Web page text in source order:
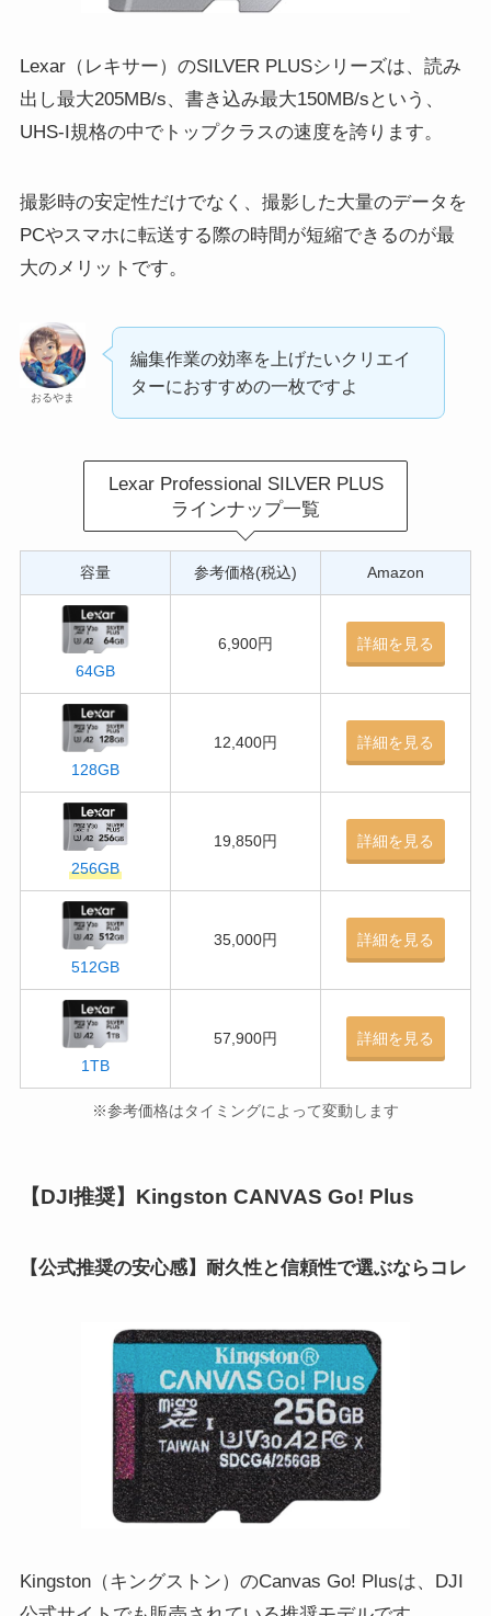
Lexar（レキサー）のSILVER PLUSシリーズは、読み
出し最大205MB/s、書き込み最大150MB/sという、
UHS-I規格の中でトップクラスの速度を誇ります。
撮影時の安定性だけでなく、撮影した大量のデータを
PCやスマホに転送する際の時間が短縮できるのが最
大のメリットです。
おるやま
編集作業の効率を上げたいクリエイ
ターにおすすめの一枚ですよ
Lexar Professional SILVER PLUS
ラインナップ一覧
容量 参考価格(税込) Amazon
64GB
6,900円 詳細を見る
128GB
12,400円 詳細を見る
256GB
19,850円 詳細を見る
512GB
35,000円 詳細を見る
1TB
57,900円 詳細を見る
※参考価格はタイミングによって変動します
【DJI推奨】Kingston CANVAS Go! Plus
【公式推奨の安心感】耐久性と信頼性で選ぶならコレ
Kingston（キングストン）のCanvas Go! Plusは、DJI